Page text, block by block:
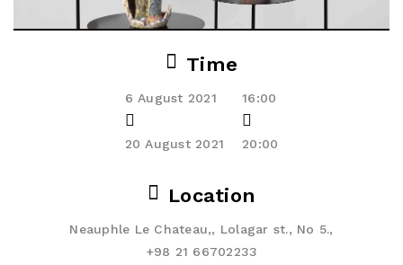
Time
6 August 2021
20 August 2021
16:00
20:00
Location
Neauphle Le Chateau,, Lolagar st., No 5.,
+98 21 66702233